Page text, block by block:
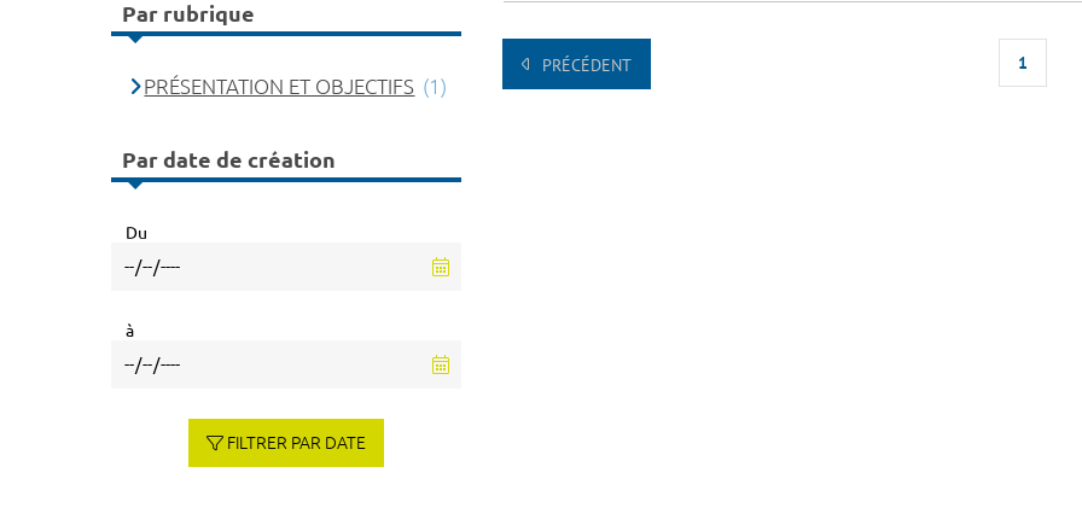
PRÉCÉDENT 1
Par rubrique
PRÉSENTATION ET OBJECTIFS (1)
Par date de création
Du
à
FILTRER PAR DATE